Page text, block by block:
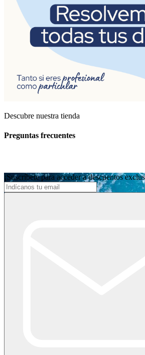
Descubre nuestra tienda
Preguntas frecuentes
¡Suscríbete para acceder a descuentos